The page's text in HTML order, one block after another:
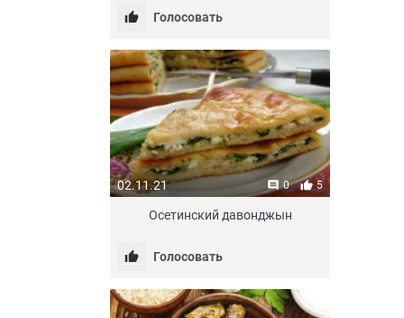
Голосовать
02.11.21 0 5
Осетинский давонджын
Голосовать